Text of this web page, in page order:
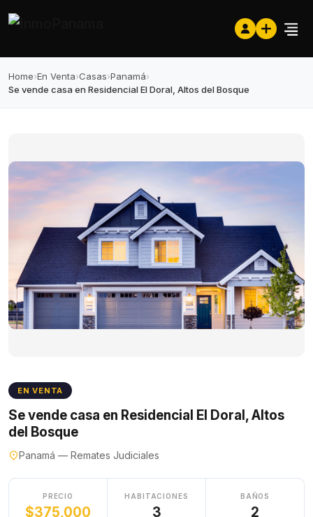
Home›En Venta›Casas›Panamá›
Se vende casa en Residencial El Doral, Altos del Bosque
EN VENTA
Se vende casa en Residencial El Doral, Altos
del Bosque
Panamá — Remates Judiciales
PRECIO
$375,000
HABITACIONES
3
BAÑOS
2